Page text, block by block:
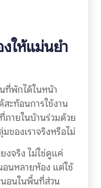
ให้แม่นยำ
ที่พักได้ในหน้า
สะท้อนการใช้งาน
ภายในบ้านร่วมด้วย
ของเราจริงหรือไม่
จริง ไม่ใช่ดูแค่
อนหลายห้อง แต่ใช้
อนในพื้นที่ส่วน